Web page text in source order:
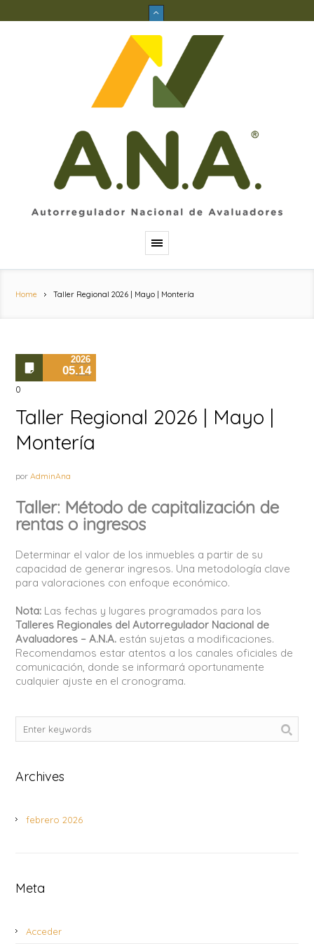
Home Taller Regional 2026 | Mayo | Montería
2026
05.14
0
Taller Regional 2026 | Mayo |
Montería
porAdminAna
Taller: Método de capitalización de
rentas o ingresos
Determinar el valor de los inmuebles a partir de su
capacidad de generar ingresos. Una metodología clave
para valoraciones con enfoque económico.
Nota: Las fechas y lugares programados para los
Talleres Regionales del Autorregulador Nacional de
Avaluadores – A.N.A. están sujetas a modificaciones.
Recomendamos estar atentos a los canales oficiales de
comunicación, donde se informará oportunamente
cualquier ajuste en el cronograma.
Archives
febrero 2026
Meta
Acceder